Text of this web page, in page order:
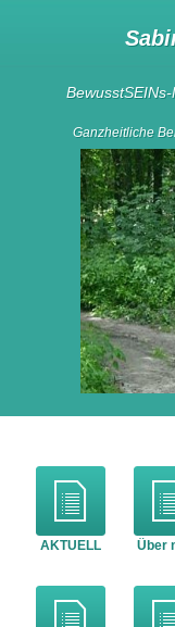
Ganzheitliche
AKTUELL Über